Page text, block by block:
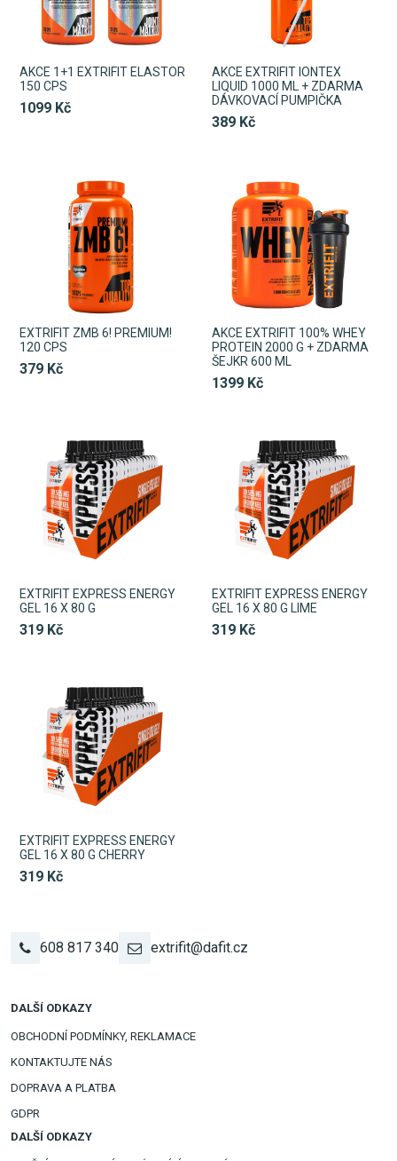
AKCE 1+1 EXTRIFIT ELASTOR
150 CPS
1099 Kč
AKCE EXTRIFIT IONTEX
LIQUID 1000 ML + ZDARMA
DÁVKOVACÍ PUMPIČKA
389 Kč
EXTRIFIT ZMB 6! PREMIUM!
120 CPS
379 Kč
AKCE EXTRIFIT 100% WHEY
PROTEIN 2000 G + ZDARMA
ŠEJKR 600 ML
1399 Kč
EXTRIFIT EXPRESS ENERGY
GEL 16 X 80 G
319 Kč
EXTRIFIT EXPRESS ENERGY
GEL 16 X 80 G LIME
319 Kč
EXTRIFIT EXPRESS ENERGY
GEL 16 X 80 G CHERRY
319 Kč
608 817 340 extrifit@dafit.cz
DALŠÍ ODKAZY
OBCHODNÍ PODMÍNKY, REKLAMACE
KONTAKTUJTE NÁS
DOPRAVA A PLATBA
GDPR
DALŠÍ ODKAZY